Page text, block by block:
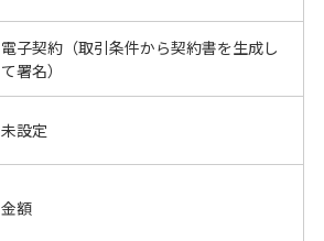
電子契約（取引条件から契約書を生成し
て署名）
未設定
金額